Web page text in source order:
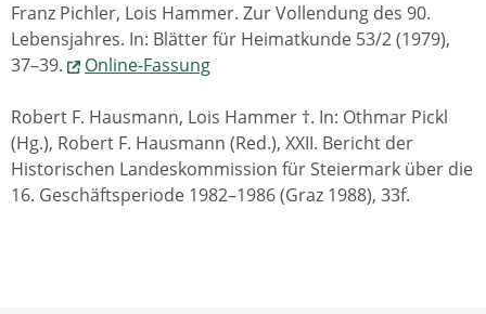
Franz Pichler, Lois Hammer. Zur Vollendung des 90.
Lebensjahres. In: Blätter für Heimatkunde 53/2 (1979),
37–39.
Online-Fassung
Robert F. Hausmann, Lois Hammer †. In: Othmar Pickl
(Hg.), Robert F. Hausmann (Red.), XXII. Bericht der
Historischen Landeskommission für Steiermark über die
16. Geschäftsperiode 1982–1986 (Graz 1988), 33f.